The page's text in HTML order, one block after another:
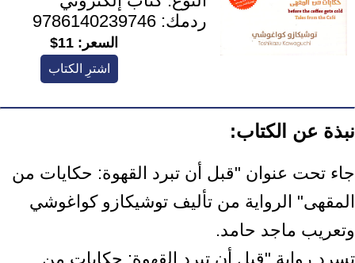
ردمك: 9786140239746
السعر: 11$
اشترِ الكتاب
نبذة عن الكتاب:
جاء تحت عنوان "قبل أن تبرد القهوة: حكايات من
المقهى" الرواية من تأليف توشيكازو كواغوشي
وتعريب ماجد حامد.
تسرد رواية "قبل أن تبرد القهوة: حكايات من